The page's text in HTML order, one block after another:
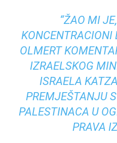
“ŽAO MI
KONCENTRACIONI
OLMERT
IZRAELSKOG
ISRAELA
PREMJEŠTANJU
PALESTINACA U
PRAVA